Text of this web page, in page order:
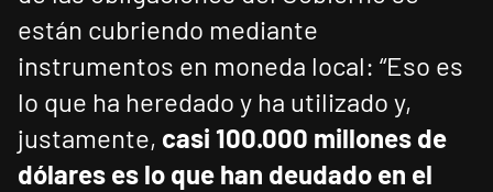
están cubriendo mediante
instrumentos en moneda local: “Eso es
lo que ha heredado y ha utilizado y,
justamente, casi 100.000 millones de
dólares es lo que han deudado en el